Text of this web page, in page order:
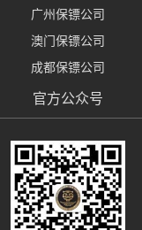
广州保镖公司
澳门保镖公司
成都保镖公司
官方公众号